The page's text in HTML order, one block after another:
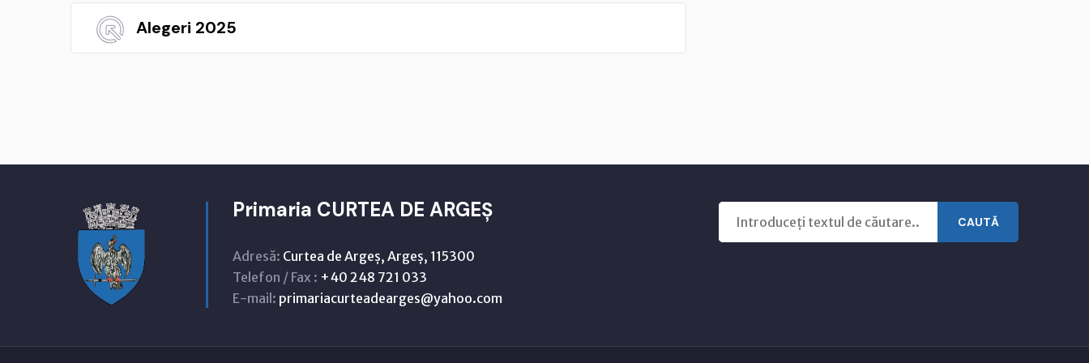
Alegeri 2025
Primaria CURTEA DE ARGEȘ
Adresă: Curtea de Argeș, Argeș, 115300
Telefon / Fax : +40 248 721 033
E-mail: primariacurteadearges@yahoo.com
CAUTĂ